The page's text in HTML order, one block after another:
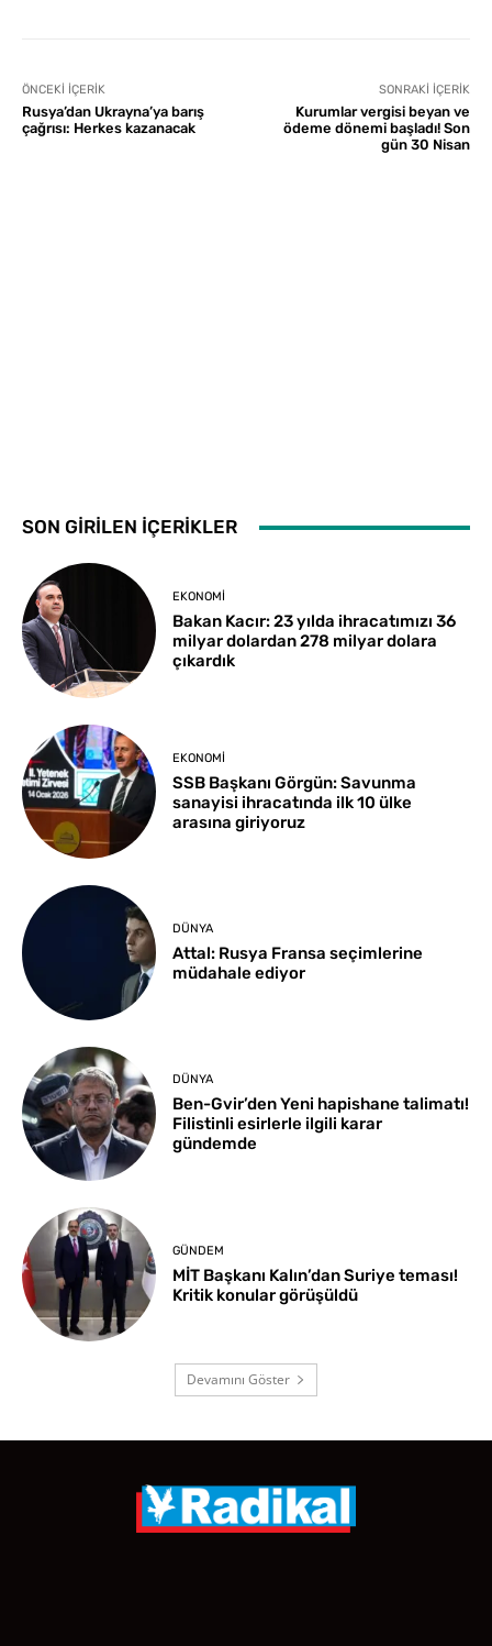
ÖNCEKI İÇERIK
Rusya’dan Ukrayna’ya barış
çağrısı: Herkes kazanacak
SONRAKI İÇERIK
Kurumlar vergisi beyan ve
ödeme dönemi başladı! Son
gün 30 Nisan
SON GİRİLEN İÇERİKLER
EKONOMI
Bakan Kacır: 23 yılda ihracatımızı 36
milyar dolardan 278 milyar dolara
çıkardık
EKONOMI
SSB Başkanı Görgün: Savunma
sanayisi ihracatında ilk 10 ülke
arasına giriyoruz
DÜNYA
Attal: Rusya Fransa seçimlerine
müdahale ediyor
DÜNYA
Ben-Gvir’den Yeni hapishane talimatı!
Filistinli esirlerle ilgili karar
gündemde
GÜNDEM
MİT Başkanı Kalın’dan Suriye teması!
Kritik konular görüşüldü
Devamını Göster